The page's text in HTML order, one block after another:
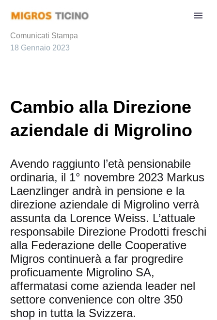
Comunicati Stampa
18 Gennaio 2023
Cambio alla Direzione
aziendale di Migrolino
Avendo raggiunto l’età pensionabile
ordinaria, il 1° novembre 2023 Markus
Laenzlinger andrà in pensione e la
direzione aziendale di Migrolino verrà
assunta da Lorence Weiss. L’attuale
responsabile Direzione Prodotti freschi
alla Federazione delle Cooperative
Migros continuerà a far progredire
proficuamente Migrolino SA,
affermatasi come azienda leader nel
settore convenience con oltre 350
shop in tutta la Svizzera.